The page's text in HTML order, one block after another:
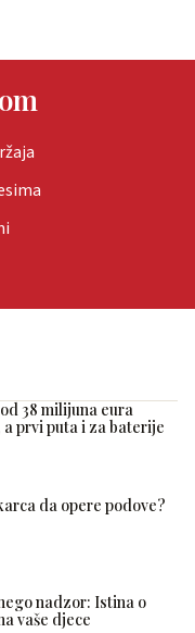
38 milijuna eura
prvi puta i za baterije
da opere podove?
nadzor: Istina o
vaše djece